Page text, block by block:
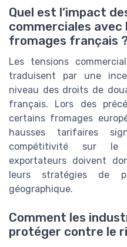
Quel est l’impact
commerciales avec
fromages français ?
Les tensions
traduisent par une
niveau des droits de
français. Lors des
certains fromages
hausses tarifaires
compétitivité sur le
exportateurs doivent
leurs stratégies de
géographique.
Comment les
protéger contre le